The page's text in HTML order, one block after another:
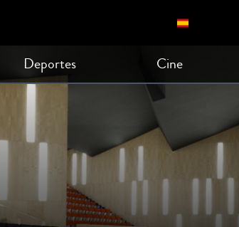
Deportes Cine